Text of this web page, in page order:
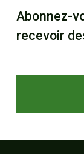
Abonnez-
recevoir